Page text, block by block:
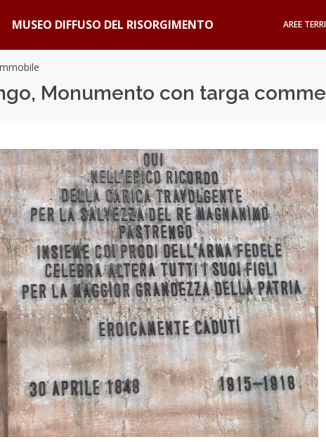
MUSEO DIFFUSO DEL RISORGIMENTO AREE
Monumento con targa